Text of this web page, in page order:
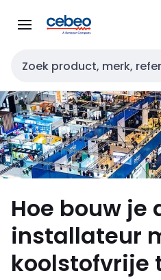
naar
naar
Zoekveld invoer
Hoe bouw je
installateur
koolstofvrije